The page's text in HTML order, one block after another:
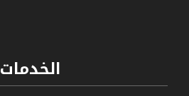
الخدمات